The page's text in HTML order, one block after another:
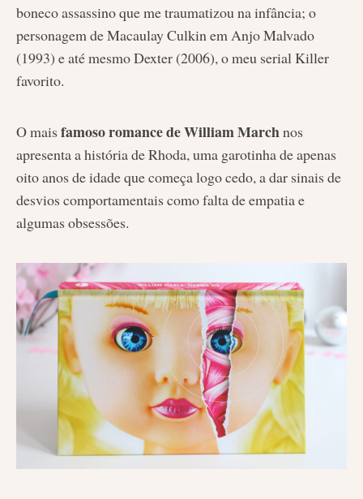
boneco assassino que me traumatizou na infância; o
personagem de Macaulay Culkin em Anjo Malvado
(1993) e até mesmo Dexter (2006), o meu serial Killer
favorito.
O mais famoso romance de William Marchnos
apresenta a história de Rhoda, uma garotinha de apenas
oito anos de idade que começa logo cedo, a dar sinais de
desvios comportamentais como falta de empatia e
algumas obsessões.